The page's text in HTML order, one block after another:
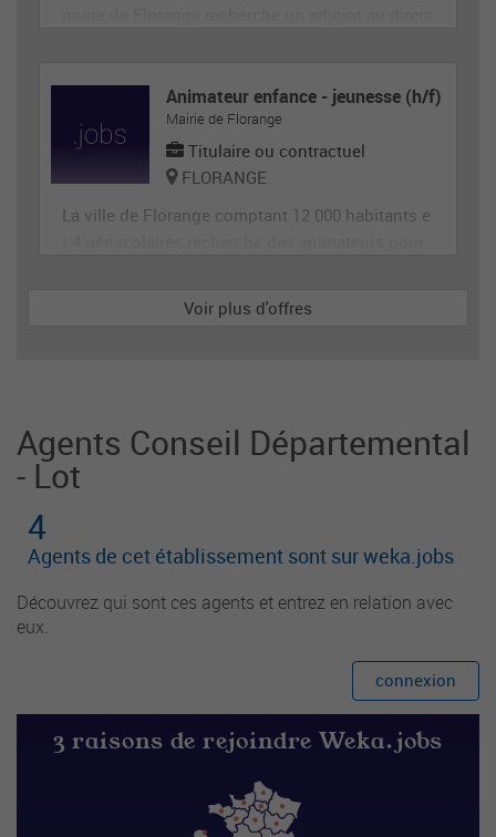
en animation et de compétences administrative
s, ainsi qu'en gestion d’équipe et en communica
tion (poste de 28h
Animateur enfance - jeunesse (h/f)
Mairie de Florange
Titulaire ou contractuel
FLORANGE
La ville de Florange comptant 12 000 habitants e
t de la sécurité morale, physique et affective des
Voir plus d'offres
Agents Conseil Départemental
- Lot
4
Agents de cet établissement sont sur weka.jobs
Découvrez qui sont ces agents et entrez en relation avec
eux.
connexion
3 raisons de rejoindre Weka.jobs